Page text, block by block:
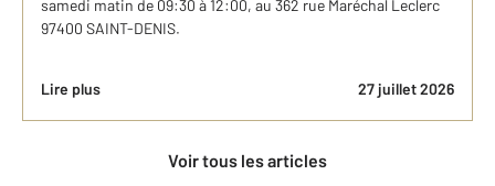
samedi matin de 09:30 à 12:00, au 362 rue Maréchal Leclerc
97400 SAINT-DENIS.
Lire plus 27 juillet 2026
Voir tous les articles